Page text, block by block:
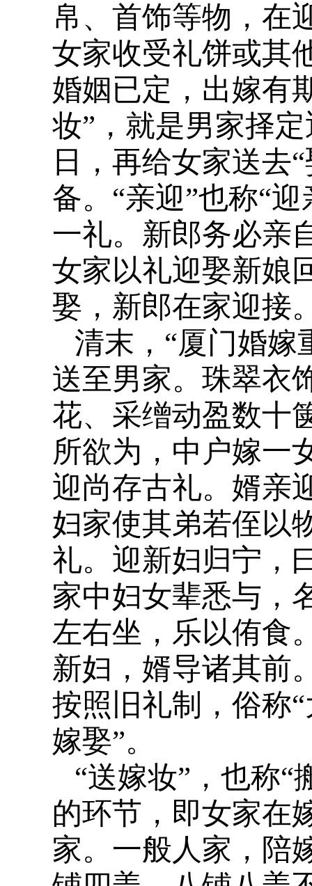
帛、首饰等物，在
女家收受礼饼或其
婚姻已定，出嫁有
妆”，就是男家择
日，再给女家送去
备。“亲迎”也称“
一礼。新郎务必亲
女家以礼迎娶新娘
娶，新郎在家迎接
清末，“厦门婚嫁
送至男家。珠翠衣
花、采缯动盈数十
所欲为，中户嫁一
迎尚存古礼。婿亲
妇家使其弟若侄以
礼。迎新妇归宁，
家中妇女辈悉与，
左右坐，乐以侑食
新妇，婿导诸其前
按照旧礼制，俗称
嫁娶”。
“送嫁妆”，也称“
的环节，即女家在
家。一般人家，陪